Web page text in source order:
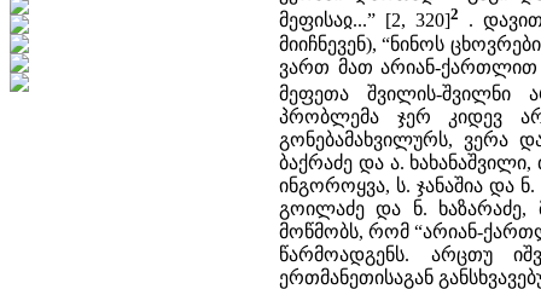
მეფისაჲ...” [2, 320]2
.
მიიჩნევენ), “ნინოს
ვართ მათ არიან-ქართლით
მეფეთა შვილის-შვილნი
პრობლემა ჯერ კიდევ
გონებამახვილურს, ვერა
ბაქრაძე და ა.
ინგოროყვა, ს. ჯანაშია და
გოილაძე და ნ. ხაზარაძე,
მოწმობს, რომ “არიან-
წარმოადგენს. არცთუ
ერთმანეთისაგან